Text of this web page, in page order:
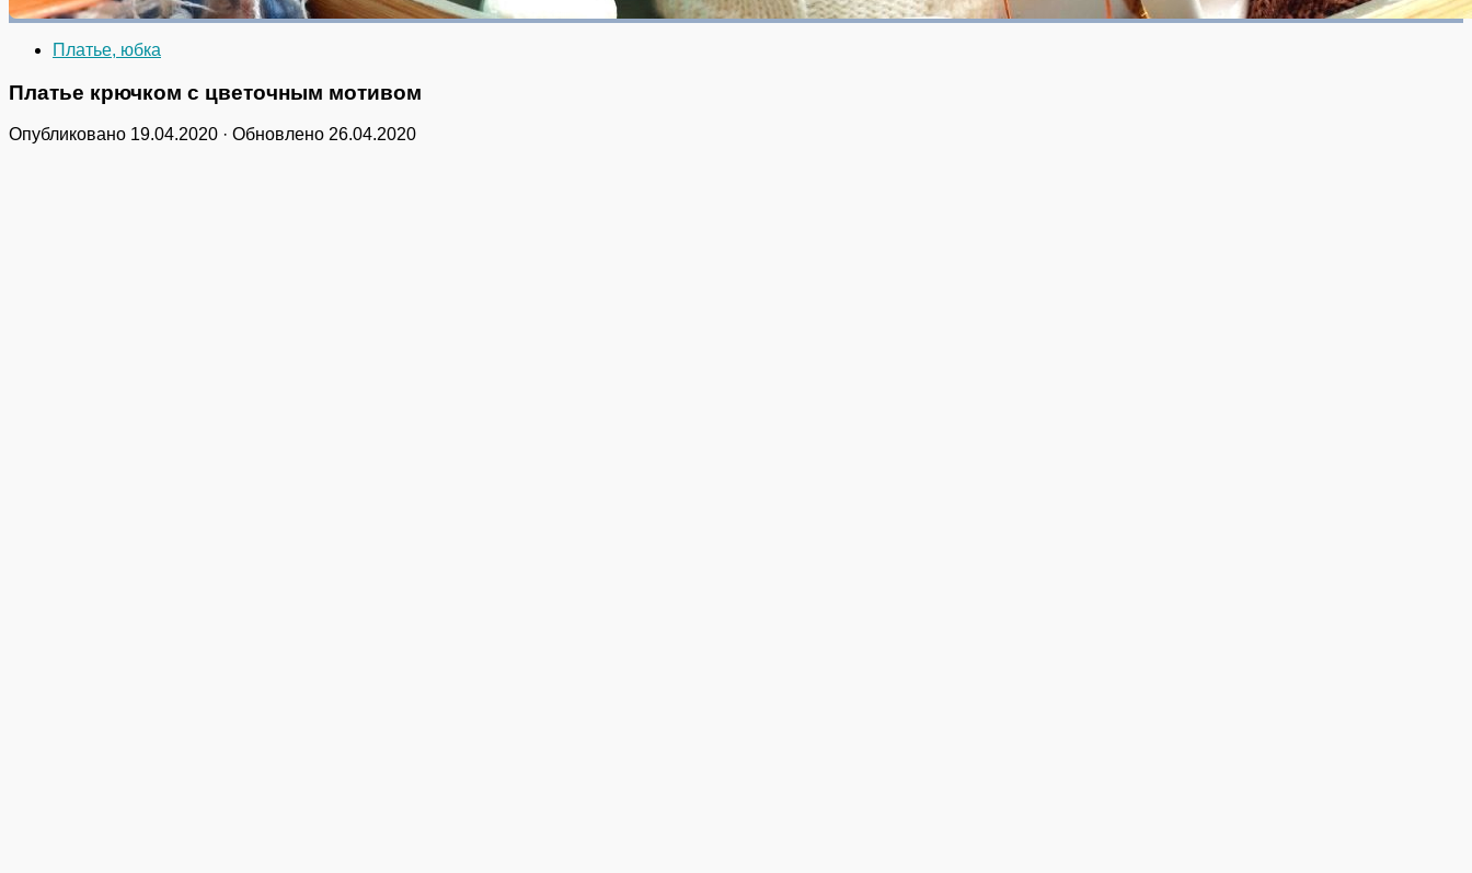
Платье, юбка
Платье крючком с цветочным мотивом
Опубликовано 19.04.2020 · Обновлено 26.04.2020